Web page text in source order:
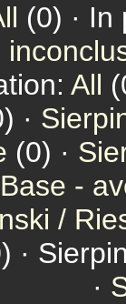
(0) ·
All
·
(0) ·
-
/
·
·